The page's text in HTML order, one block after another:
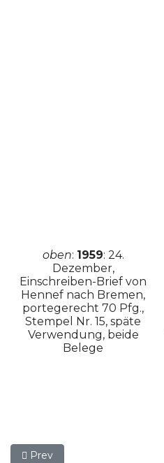
oben: 1959: 24.
Dezember,
Einschreiben-Brief von
Hennef nach Bremen,
portegerecht 70 Pfg.,
Stempel Nr. 15, späte
Verwendung, beide
Belege
Previous article: 6.8.2 (03)
Prev